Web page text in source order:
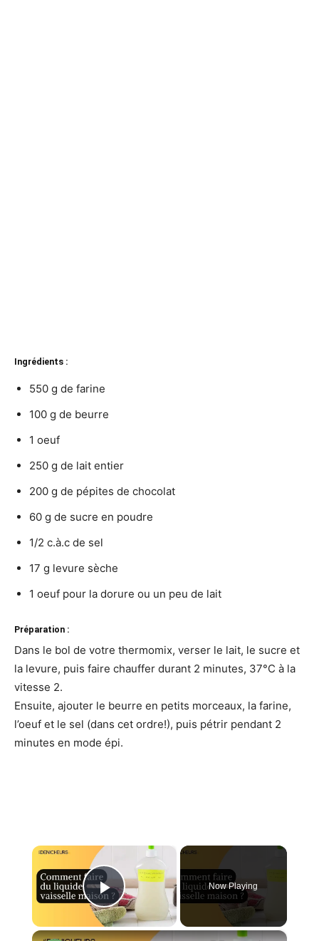
Ingrédients :
550 g de farine
100 g de beurre
1 oeuf
250 g de lait entier
200 g de pépites de chocolat
60 g de sucre en poudre
1/2 c.à.c de sel
17 g levure sèche
1 oeuf pour la dorure ou un peu de lait
Préparation :
Dans le bol de votre thermomix, verser le lait, le sucre et
la levure, puis faire chauffer durant 2 minutes, 37°C à la
vitesse ​​2.
Ensuite, ajouter le beurre en petits morceaux, la farine,
l’oeuf et le sel (dans cet ordre!), puis pétrir pendant 2
minutes en mode épi.
Play Video
Now Playing
×